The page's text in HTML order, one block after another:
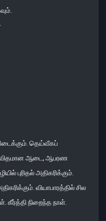
தெய்வீகப்
ஆடை, ஆபரண
புரிதல் அதிகரிக்கும்.
வியாபாரத்தில் சில
நிறைந்த நாள்.